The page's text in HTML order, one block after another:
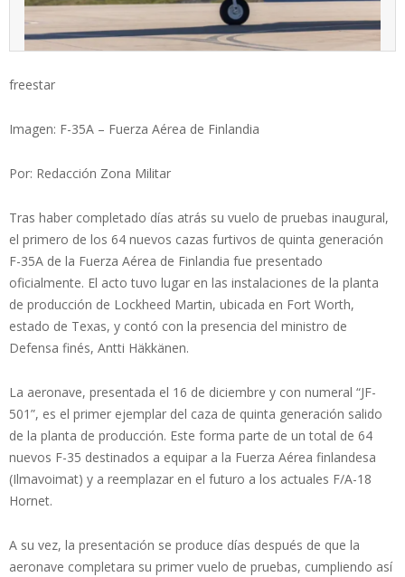
freestar
Imagen: F-35A – Fuerza Aérea de Finlandia
Por: Redacción Zona Militar
Tras haber completado días atrás su vuelo de pruebas inaugural,
el primero de los 64 nuevos cazas furtivos de quinta generación
F-35A de la Fuerza Aérea de Finlandia fue presentado
oficialmente. El acto tuvo lugar en las instalaciones de la planta
de producción de Lockheed Martin, ubicada en Fort Worth,
estado de Texas, y contó con la presencia del ministro de
Defensa finés, Antti Häkkänen.
La aeronave, presentada el 16 de diciembre y con numeral “JF-
501”, es el primer ejemplar del caza de quinta generación salido
de la planta de producción. Este forma parte de un total de 64
nuevos F-35 destinados a equipar a la Fuerza Aérea finlandesa
(Ilmavoimat) y a reemplazar en el futuro a los actuales F/A-18
Hornet.
A su vez, la presentación se produce días después de que la
aeronave completara su primer vuelo de pruebas, cumpliendo así